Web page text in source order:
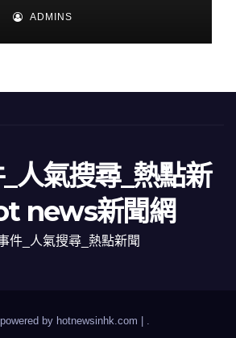
ADMINS
人氣搜尋_熱點新
news新聞網
件_人氣搜尋_熱點新聞
by hotnewsinhk.com |